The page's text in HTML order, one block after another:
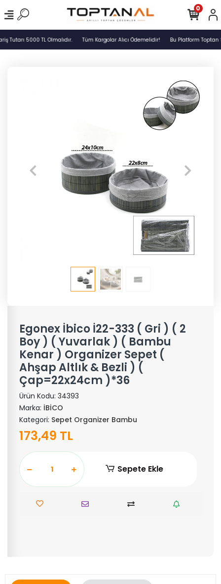
Tutarı 5000 TL Olmalıdır. Tüm Kargolar Alıcı Ödemelidir! Bu Platform Toptan
0
Egonex İbico İ22-333 ( Gri ) ( 2
Boy ) ( Yuvarlak ) ( Bambu
Kenar ) Organizer Sepet (
Ahşap Altlık & Bezli ) (
Çap=22x24cm )*36
Ürün Kodu: 34393
Marka: İBİCO
Kategori: Sepet Organizer Bambu
173,49 TL
Sepete Ekle